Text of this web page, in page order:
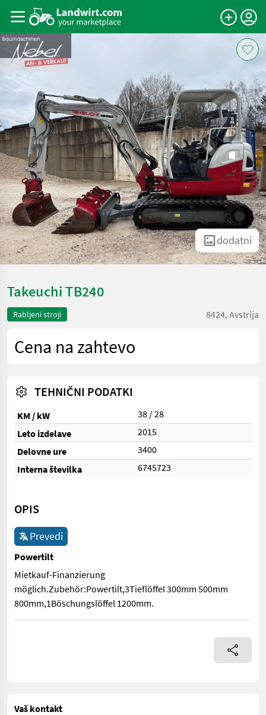
dodatni
Takeuchi TB240
Rabljeni stroji 8424, Avstrija
Cena na zahtevo
TEHNIČNI PODATKI
KM / kW
38 / 28
Leto izdelave
2015
Delovne ure
3400
Interna številka
6745723
OPIS
Prevedi
Powertilt
Mietkauf-Finanzierung
möglich.Zubehör:Powertilt,3Tieflöffel 300mm 500mm
800mm,1Böschungslöffel 1200mm.
Mietkauf-Finanzierung möglich.Zubehör:Powertilt,3Tieflöffel
Vaš kontakt